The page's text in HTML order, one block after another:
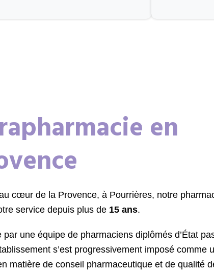
en
cœur de la Provence, à Pourrières, notre
service depuis plus de 15 ans.
par une équipe de pharmaciens diplômés d’État
s’est progressivement imposé comme
matière de conseil pharmaceutique et de qualité